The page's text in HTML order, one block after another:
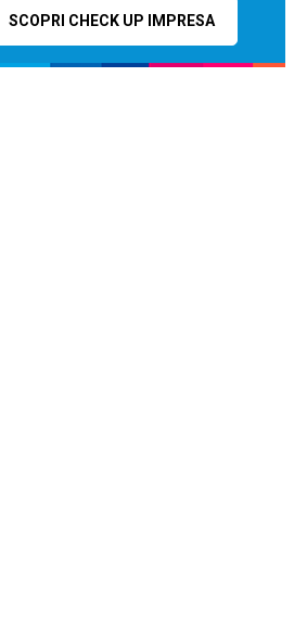
SCOPRI CHECK UP IMPRESA